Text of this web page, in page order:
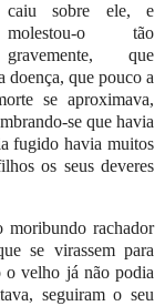
caiu sobre ele, e
molestou-o tão
gravemente, que
doença, que pouco a
se aproximava,
se que havia
fugido havia muitos
os seus deveres
moribundo rachador
se virassem para
o velho já não podia
seguiram o seu